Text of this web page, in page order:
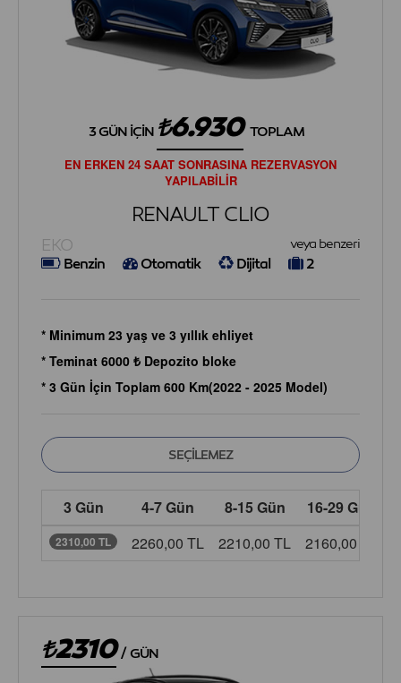
3 GÜN İÇIN 6.930 TOPLAM
EN ERKEN 24 SAAT SONRASINA REZERVASYON
YAPILABİLİR
RENAULT CLIO
EKO veya benzeri
Benzin Otomatik Dijital 2
* Minimum 23 yaş ve 3 yıllık ehliyet
* Teminat 6000 ₺ Depozito bloke
* 3 Gün İçin Toplam 600 Km(2022 - 2025 Model)
3 Gün 4-7 Gün 8-15 Gün 16-29 Gün
2310,00 TL 2260,00 TL 2210,00 TL 2160,00 TL
2310 / GÜN